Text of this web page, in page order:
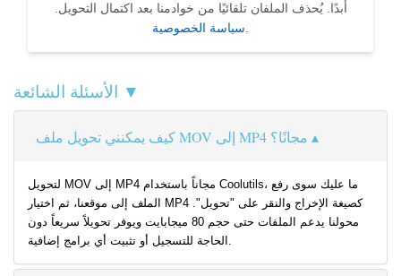
أبدًا. يُحذف الملفان تلقائيًا من خوادمنا بعد اكتمال التحويل.
سياسة الخصوصية.
الأسئلة الشائعة ▼
كيف يمكنني تحويل ملف MOV إلى MP4 مجانًا؟
لتحويل MOV إلى MP4 مجاناً باستخدام Coolutils، ما عليك سوى رفع
الملف إلى موقعنا، ثم اختيار MP4 كصيغة الإخراج والنقر على "تحويل".
محولنا يدعم الملفات حتى حجم 80 ميجابايت ويوفر تحويلاً سريعاً دون
الحاجة للتسجيل أو تثبيت أي برامج إضافية.